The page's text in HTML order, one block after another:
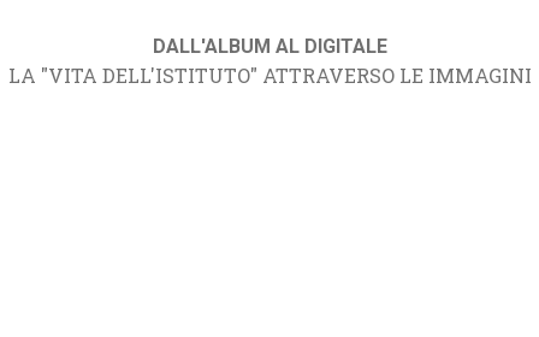
DALL'ALBUM AL DIGITALE
LA "VITA DELL'ISTITUTO" ATTRAVERSO LE IMMAGINI